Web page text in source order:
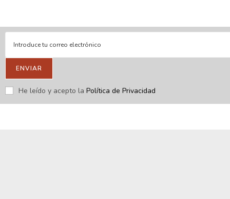
ENVIAR
He leído y acepto la Política de Privacidad